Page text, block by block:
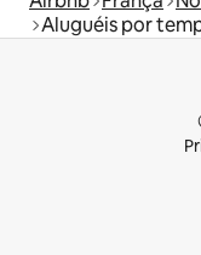
Aluguéis por